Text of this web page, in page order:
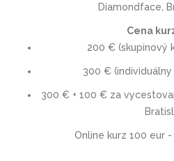
Diamondface,
Cena
200 € (skupinový
300 € (individuálny
300 € + 100 € za
Online kurz 100 eur